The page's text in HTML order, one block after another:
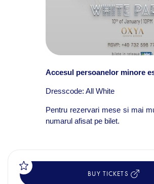
Accesul persoanelor minore
Dresscode: All White
Pentru rezervari mese si mai
numarul afisat pe bilet.
BUY TICKETS